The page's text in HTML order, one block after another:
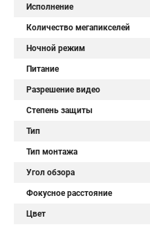
Исполнение
Количество мегапикселей
Ночной режим
Питание
Разрешение видео
Степень защиты
Тип
Тип монтажа
Угол обзора
Фокусное расстояние
Цвет